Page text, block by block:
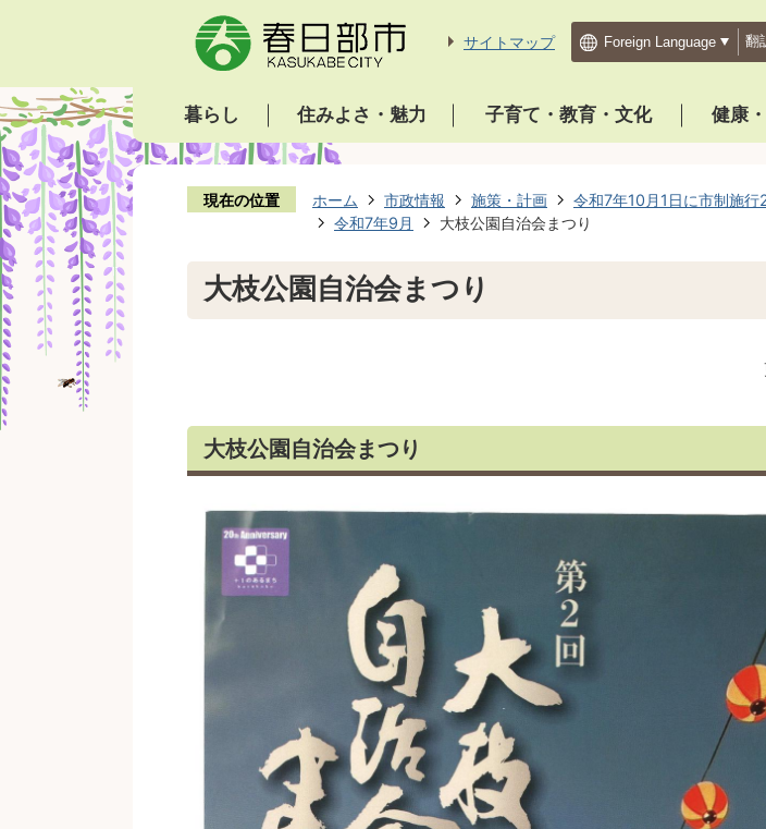
サイトマップ 翻
暮らし 住みよさ・魅力 子育て・教育・文化 健康
現在の位置 ホーム 市政情報 施策・計画 令和7年10月1日に市制施行
令和7年9月
大枝公園自治会まつり
大枝公園自治会まつり
大枝公園自治会まつり